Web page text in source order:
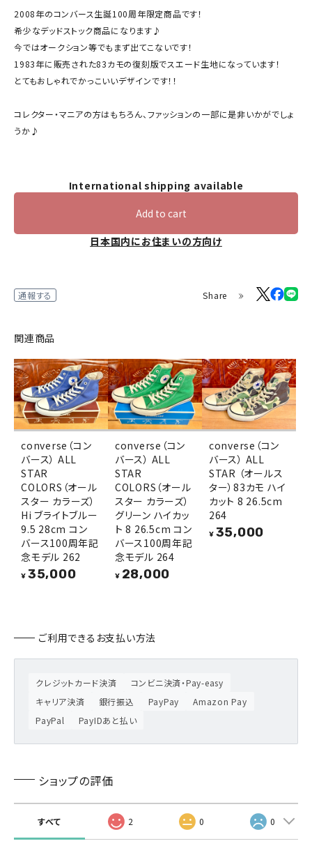
2008年のコンバース生誕100周年限定商品です！
希少なデッドストック商品になります♪
今ではオークション等でもまず出てこないです！
1983年に販売された83カモの復刻版でスエード生地になっています！
とてもおしゃれでかっこいいデザインです！！
コレクター・マニアの方はもちろん、ファッションの一部に是非いかがでしょ
うか♪
International shipping available
Add to cart
日本国内にお住まいの方向け
通報する Share
関連商品
converse（コン
バース） ALL
STAR
COLORS（オール
スター カラーズ）
Hi ブライトブルー
9.5 28cm コン
バース100周年記
念モデル 262
¥ 35,000
converse（コン
バース） ALL
STAR
COLORS（オール
スター カラーズ）
グリーン ハイカッ
ト 8 26.5cm コン
バース100周年記
念モデル 264
¥ 28,000
converse（コン
バース） ALL
STAR （オールス
ター）83カモ ハイ
カット 8 26.5cm
264
¥ 35,000
ご利用できるお支払い方法
クレジットカード決済
コンビニ決済・Pay-easy
キャリア決済
銀行振込 PayPay
Amazon Pay
PayPal
PayIDあと払い
ショップの評価
すべて 2 0 0